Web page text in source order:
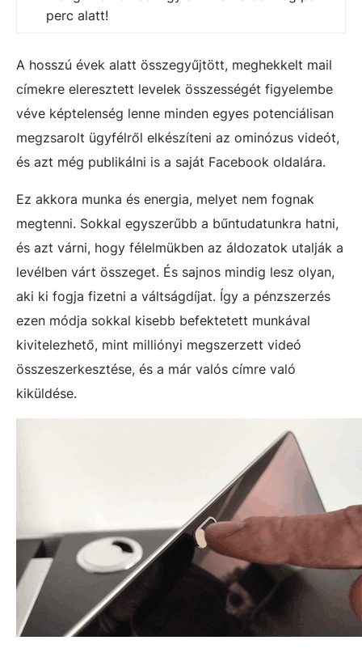
perc alatt!
A hosszú évek alatt összegyűjtött, meghekkelt mail
címekre eleresztett levelek összességét figyelembe
véve képtelenség lenne minden egyes potenciálisan
megzsarolt ügyfélről elkészíteni az ominózus videót,
és azt még publikálni is a saját Facebook oldalára.
Ez akkora munka és energia, melyet nem fognak
megtenni. Sokkal egyszerűbb a bűntudatunkra hatni,
és azt várni, hogy félelmükben az áldozatok utalják a
levélben várt összeget. És sajnos mindig lesz olyan,
aki ki fogja fizetni a váltságdíjat. Így a pénzszerzés
ezen módja sokkal kisebb befektetett munkával
kivitelezhető, mint milliónyi megszerzett videó
összeszerkesztése, és a már valós címre való
kiküldése.